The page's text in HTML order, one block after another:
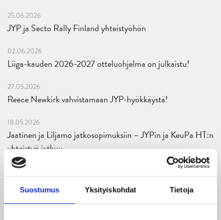
Suostumus Yksityiskohdat Tietoja
25.06.2026
JYP ja Secto Rally Finland yhteistyöhön
02.06.2026
Liiga-kauden 2026-2027 otteluohjelma on julkaistu!
27.05.2026
Reece Newkirk vahvistamaan JYP-hyökkäystä!
18.05.2026
Jaatinen ja Liljamo jatkosopimuksiin – JYPin ja KeuPa HT:n
yhteistyö jatkuu
14.05.2026
Tuore Sveitsin mestari Juuso Arola JYP-puolustukseen
kahden vuoden sopimuksella